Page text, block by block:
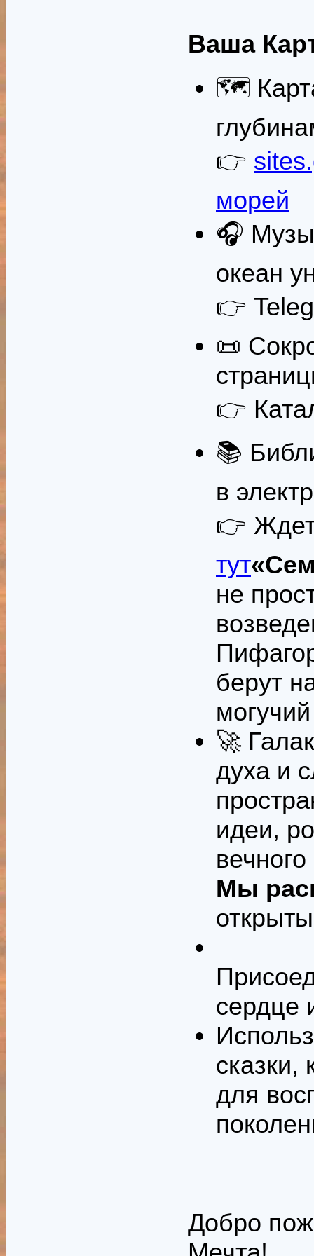
Ваша
🗺️
👉
морей
🎧
океан
👉
📜
👉
📚
в
👉 Ждет
тут
не
берут
🚀
духа и
идеи,
Мы
сердце
сказки,
для
Добро